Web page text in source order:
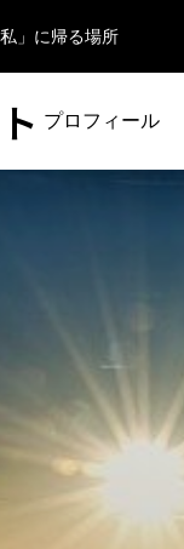
」に帰る場所
プロフィール